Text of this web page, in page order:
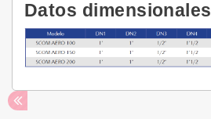
Datos dimensionales